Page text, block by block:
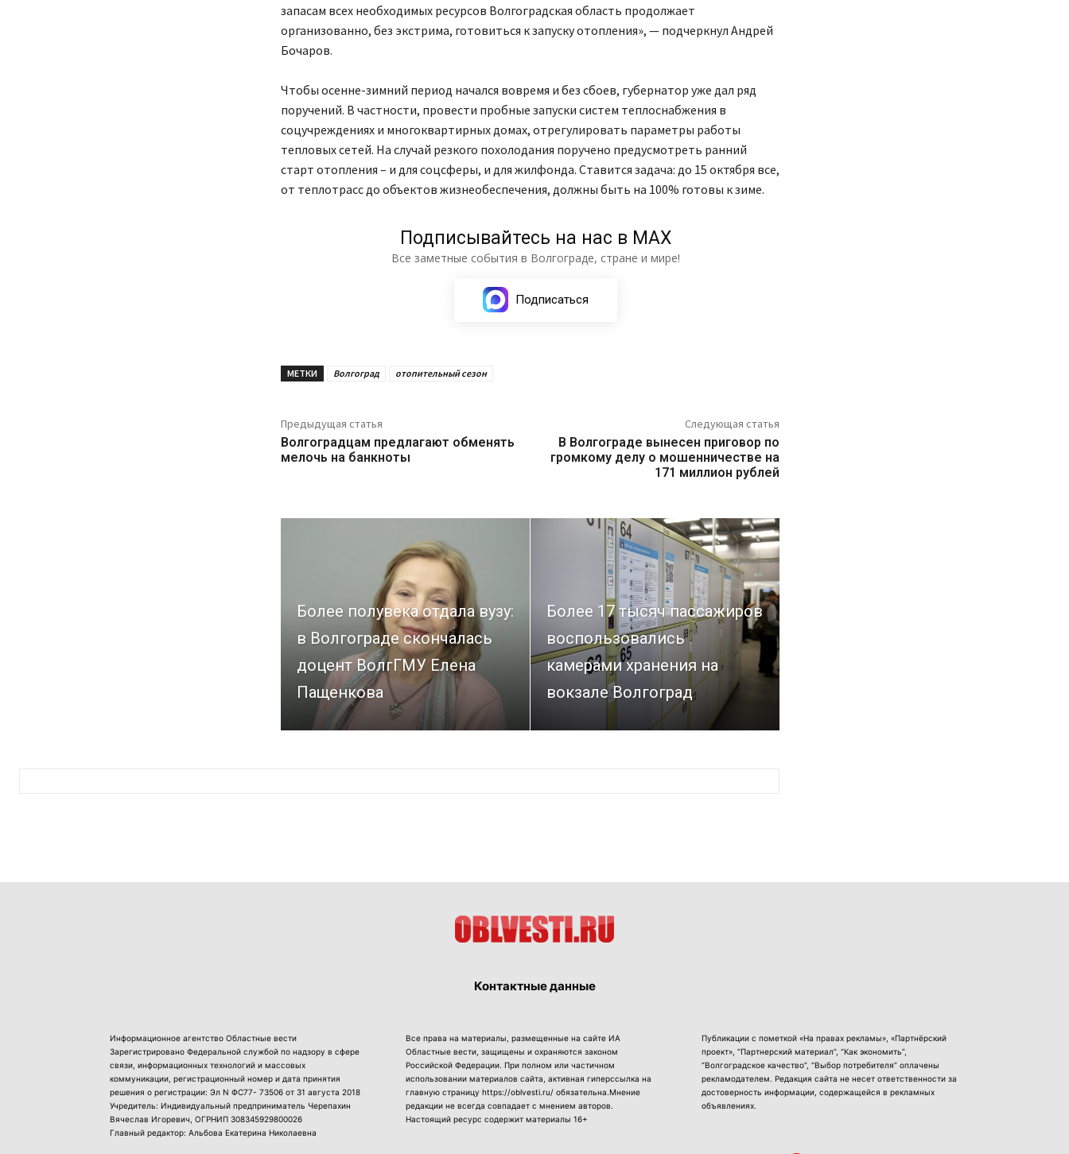
запасам всех необходимых ресурсов Волгоградская область продолжает
организованно, без экстрима, готовиться к запуску отопления», — подчеркнул Андрей
Бочаров.
Чтобы осенне-зимний период начался вовремя и без сбоев, губернатор уже дал ряд
поручений. В частности, провести пробные запуски систем теплоснабжения в
соцучреждениях и многоквартирных домах, отрегулировать параметры работы
тепловых сетей. На случай резкого похолодания поручено предусмотреть ранний
старт отопления – и для соцсферы, и для жилфонда. Ставится задача: до 15 октября все,
от теплотрасс до объектов жизнеобеспечения, должны быть на 100% готовы к зиме.
Подписывайтесь на нас в МАХ
Все заметные события в Волгограде, стране и мире!
Подписаться
МЕТКИ Волгоград отопительный сезон
Предыдущая статья
Волгоградцам предлагают обменять
мелочь на банкноты
Следующая статья
В Волгограде вынесен приговор по
громкому делу о мошенничестве на
171 миллион рублей
Более полувека отдала вузу:
в Волгограде скончалась
доцент ВолгГМУ Елена
Пащенкова
Более 17 тысяч пассажиров
воспользовались
камерами хранения на
вокзале Волгоград
Контактные данные
Информационное агентство Областные вести
Зарегистрировано Федеральной службой по надзору в сфере
связи, информационных технологий и массовых
коммуникации, регистрационный номер и дата принятия
решения о регистрации: Эл N ФС77- 73506 от 31 августа 2018
Учредитель: Индивидуальный предприниматель Черепахин
Вячеслав Игоревич, ОГРНИП 308345929800026
Главный редактор: Альбова Екатерина Николаевна
Все права на материалы, размещенные на сайте ИА
Областные вести, защищены и охраняются законом
Российской Федерации. При полном или частичном
использовании материалов сайта, активная гиперссылка на
главную страницу https://oblvesti.ru/ обязательна.Мнение
редакции не всегда совпадает с мнением авторов.
Настоящий ресурс содержит материалы 16+
Публикации с пометкой «На правах рекламы», «Партнёрский
проект», “Партнерский материал”, “Как экономить”,
“Волгоградское качество”, “Выбор потребителя” оплачены
рекламодателем. Редакция сайта не несет ответственности за
достоверность информации, содержащейся в рекламных
объявлениях.